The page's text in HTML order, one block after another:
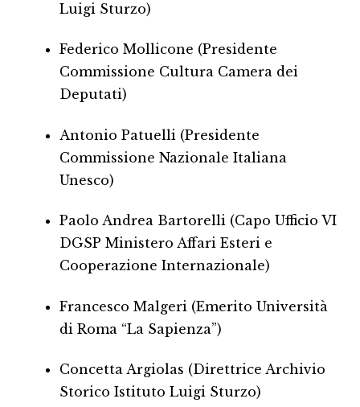
Luigi Sturzo)
Federico Mollicone (Presidente
Commissione Cultura Camera dei
Deputati)
Antonio Patuelli (Presidente
Commissione Nazionale Italiana
Unesco)
Paolo Andrea Bartorelli (Capo Ufficio VI
DGSP Ministero Affari Esteri e
Cooperazione Internazionale)
Francesco Malgeri (Emerito Università
di Roma “La Sapienza”)
Concetta Argiolas (Direttrice Archivio
Storico Istituto Luigi Sturzo)